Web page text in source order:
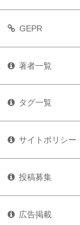
GEPR
著者一覧
タグ一覧
サイトポリシー
投稿募集
広告掲載